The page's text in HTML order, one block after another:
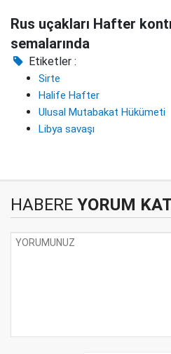
Rus uçakları Hafter
semalarında
Etiketler :
Sirte
Halife Hafter
Ulusal Mutabakat Hükümeti
Libya savaşı
HABERE YORUM